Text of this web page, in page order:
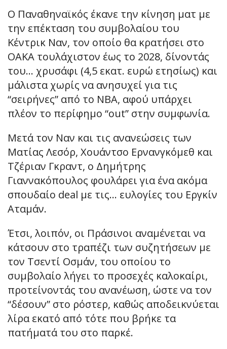
Ο Παναθηναϊκός έκανε την κίνηση ματ με
την επέκταση του συμβολαίου του
Κέντρικ Ναν, τον οποίο θα κρατήσει στο
ΟΑΚΑ τουλάχιστον έως το 2028, δίνοντάς
του… χρυσάφι (4,5 εκατ. ευρώ ετησίως) και
μάλιστα χωρίς να ανησυχεί για τις
“σειρήνες” από το NBA, αφού υπάρχει
πλέον το περίφημο “out” στην συμφωνία.
Μετά τον Ναν και τις ανανεώσεις των
Ματίας Λεσόρ, Χουάντσο Ερνανγκόμεθ και
Τζέριαν Γκραντ, ο Δημήτρης
Γιαννακόπουλος φουλάρει για ένα ακόμα
σπουδαίο deal με τις… ευλογίες του Εργκίν
Αταμάν.
Έτσι, λοιπόν, οι Πράσινοι αναμένεται να
κάτσουν στο τραπέζι των συζητήσεων με
τον Τσεντί Οσμάν, του οποίου το
συμβολαίο λήγει το προσεχές καλοκαίρι,
προτείνοντάς του ανανέωση, ώστε να τον
“δέσουν” στο ρόστερ, καθώς αποδεικνύεται
λίρα εκατό από τότε που βρήκε τα
πατήματά του στο παρκέ.